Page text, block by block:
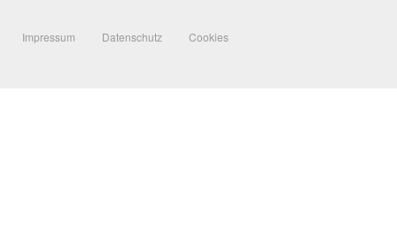
Impressum Datenschutz Cookies